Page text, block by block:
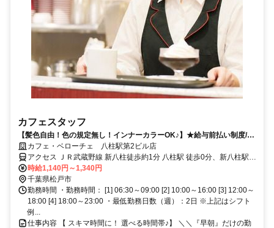
カフェスタッフ
【髪色自由！色の規定無し！インナーカラーOK♪】★給与前払い制度/選
べる時間帯/未経験歓迎/社割有★
カフェ・ベローチェ 八柱駅第2ビル店
アクセス ＪＲ武蔵野線 新八柱徒歩約1分 八柱駅 徒歩0分、新八柱駅
徒歩1分
時給1,140円～1,340円
千葉県松戸市
勤務時間 ・勤務時間： [1] 06:30～09:00 [2] 10:00～16:00 [3] 12:00～
18:00 [4] 18:00～23:00 ・最低勤務日数（週）：2日 ※上記はシフト
例...
仕事内容 【 スキマ時間に！ 選べる時間帯♪】 ＼＼『早朝』だけの勤